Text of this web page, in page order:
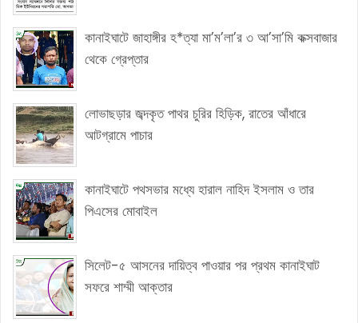
কানাইঘাটে জাহাঙ্গীর হ*ত্যা মা’ম’লা’র ৩ আ’সা’মি কক্সবাজার
থেকে গ্রেপ্তার
লোভাছড়ার জব্দকৃত পাথর চুরির হিড়িক, রাতের আঁধারে
আটগ্রামে পাচার
কানাইঘাটে পথসভার মধ্যে হারাল নাহিদ ইসলাম ও তার
পিএসের মোবাইল
সিলেট-৫ আসনের দায়িত্ব পাওয়ার পর প্রথম কানাইঘাট
সফরে শাম্মী আক্তার